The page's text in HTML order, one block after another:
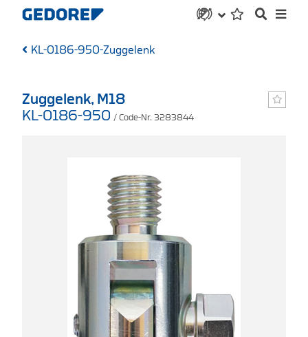
KL-0186-950-Zuggelenk
Zuggelenk, M18
KL-0186-950 / Code-Nr. 3283844